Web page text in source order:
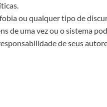
ou qualquer tipo de
de uma vez ou o sistema
de seus